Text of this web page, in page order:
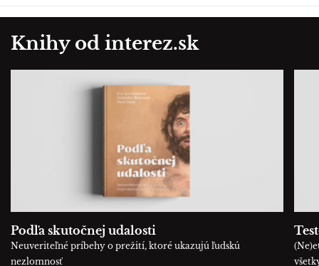
Knihy od interez.sk
Podľa skutočnej udalosti
Neuveriteľné príbehy o prežití, ktoré ukazujú ľudskú
nezlomnosť